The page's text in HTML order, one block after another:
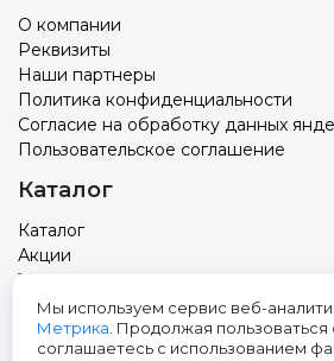
О компании
Реквизиты
Наши партнеры
Политика конфиденциальности
Согласие на обработку данных
Пользовательское соглашение
Каталог
Каталог
Акции
Товар с вашим логотипом
Новости
Контакты
Мы используем сервис веб-
Метрика . Продолжая
соглашаетесь с использованием